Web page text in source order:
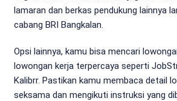
lamaran dan berkas pendukung lainnya
cabang BRI Bangkalan.
Opsi lainnya, kamu bisa mencari
lowongan kerja terpercaya seperti
Kalibrr. Pastikan kamu membaca detail
seksama dan mengikuti instruksi yang